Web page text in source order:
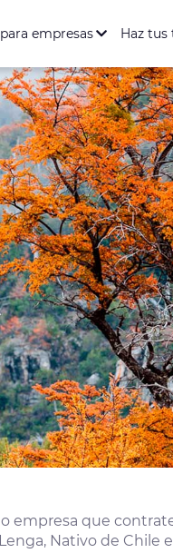
empresas Haz
empresa que
Nativo de Chile